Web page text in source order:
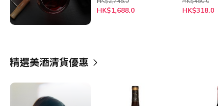
HK$1,688.0
德香檳
HK$318.0
精選美酒清貨優惠